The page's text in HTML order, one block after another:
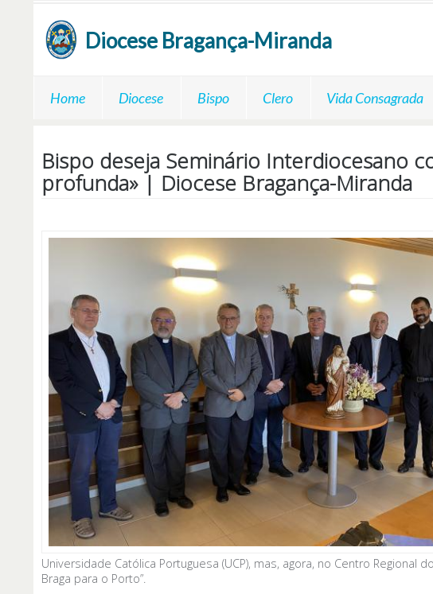
Diocese Bragança-Miranda
Home Diocese Bispo Clero Vida Consagrada
Bispo deseja Seminário Interdiocesano
profunda» | Diocese Bragança-Miranda
Universidade Católica Portuguesa (UCP), mas, agora, no Centro
Braga para o Porto”.